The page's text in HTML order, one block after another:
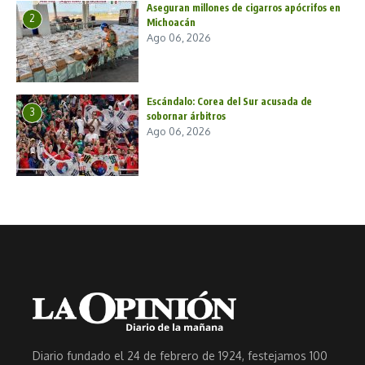
2
Aseguran millones de cigarros apócrifos en
Michoacán
Ago 06, 2026
3
Escándalo: Corea del Sur acusada de
sobornar árbitros
Ago 06, 2026
Diario fundado el 24 de febrero de 1924, festejamos 100